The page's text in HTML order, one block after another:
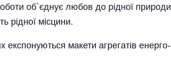
об`єднує любов до рідної природи
рідної місцини.
макети агрегатів енерго­